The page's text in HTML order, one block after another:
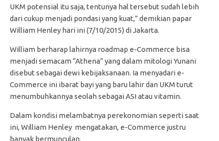
UKM potensial itu saja, tentunya hal tersebut sudah lebih
dari cukup menjadi pondasi yang kuat,” demikian papar
William Henley hari ini (7/10/2015) di Jakarta.
William berharap lahirnya roadmap e-Commerce bisa
menjadi semacam “Athena” yang dalam mitologi Yunani
disebut sebagai dewi kebijaksanaan. Ia menyadari e-
Commerce ini ibarat bayi yang baru lahir dan UKM turut
menumbuhkannya seolah sebagai ASI atau vitamin.
Dalam kondisi melambatnya perekonomian seperti saat
ini, William Henley mengatakan, e-Commerce justru
banyak bermunculan.